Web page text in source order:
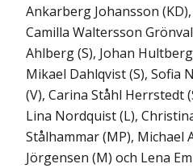
Ankarberg Johansson
Camilla Waltersson
Ahlberg (S), Johan
Mikael Dahlqvist (S), Sofia
(V), Carina Ståhl Herrstedt
Lina Nordquist (L),
Stålhammar (MP), Michael
Jörgensen (M) och Lena